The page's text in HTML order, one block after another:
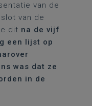
van de
van de
dit na de vijf
een lijst op
was dat ze
in de